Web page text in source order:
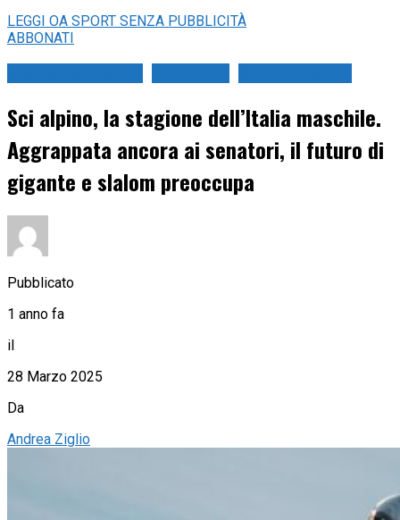
LEGGI OA SPORT SENZA PUBBLICITÀ
ABBONATI
Sci alpino, la stagione dell’Italia maschile.
Aggrappata ancora ai senatori, il futuro di
gigante e slalom preoccupa
Pubblicato
1 anno fa
il
28 Marzo 2025
Da
Andrea Ziglio